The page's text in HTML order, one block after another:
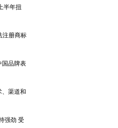
住三大增长引擎是什么？
半年扭
注册商标
国品牌表
渠道和
强劲 受